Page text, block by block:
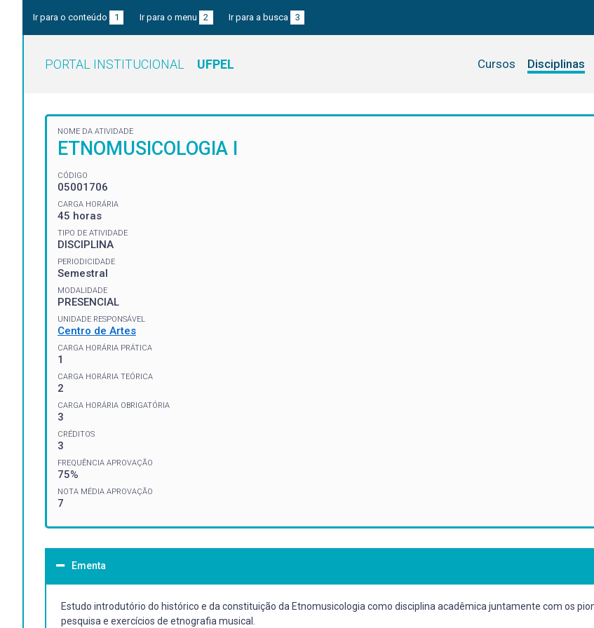
Ir para o conteúdo 1 Ir para o menu 2 Ir para a busca 3
PORTAL INSTITUCIONAL UFPEL Cursos Disciplinas
NOME DA ATIVIDADE
ETNOMUSICOLOGIA I
CÓDIGO
05001706
CARGA HORÁRIA
45 horas
TIPO DE ATIVIDADE
DISCIPLINA
PERIODICIDADE
Semestral
MODALIDADE
PRESENCIAL
UNIDADE RESPONSÁVEL
Centro de Artes
CARGA HORÁRIA PRÁTICA
1
CARGA HORÁRIA TEÓRICA
2
CARGA HORÁRIA OBRIGATÓRIA
3
CRÉDITOS
3
FREQUÊNCIA APROVAÇÃO
75%
NOTA MÉDIA APROVAÇÃO
7
Ementa
Estudo introdutório do histórico e da constituição da Etnomusicologia como disciplina acadêmica juntamente com os
pesquisa e exercícios de etnografia musical.